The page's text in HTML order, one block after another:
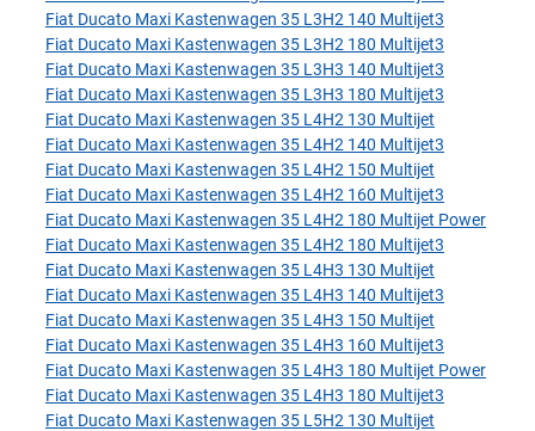
Fiat Ducato Maxi Kastenwagen 35 L3H2 140 Multijet3
Fiat Ducato Maxi Kastenwagen 35 L3H2 180 Multijet3
Fiat Ducato Maxi Kastenwagen 35 L3H3 140 Multijet3
Fiat Ducato Maxi Kastenwagen 35 L3H3 180 Multijet3
Fiat Ducato Maxi Kastenwagen 35 L4H2 130 Multijet
Fiat Ducato Maxi Kastenwagen 35 L4H2 140 Multijet3
Fiat Ducato Maxi Kastenwagen 35 L4H2 150 Multijet
Fiat Ducato Maxi Kastenwagen 35 L4H2 160 Multijet3
Fiat Ducato Maxi Kastenwagen 35 L4H2 180 Multijet Power
Fiat Ducato Maxi Kastenwagen 35 L4H2 180 Multijet3
Fiat Ducato Maxi Kastenwagen 35 L4H3 130 Multijet
Fiat Ducato Maxi Kastenwagen 35 L4H3 140 Multijet3
Fiat Ducato Maxi Kastenwagen 35 L4H3 150 Multijet
Fiat Ducato Maxi Kastenwagen 35 L4H3 160 Multijet3
Fiat Ducato Maxi Kastenwagen 35 L4H3 180 Multijet Power
Fiat Ducato Maxi Kastenwagen 35 L4H3 180 Multijet3
Fiat Ducato Maxi Kastenwagen 35 L5H2 130 Multijet